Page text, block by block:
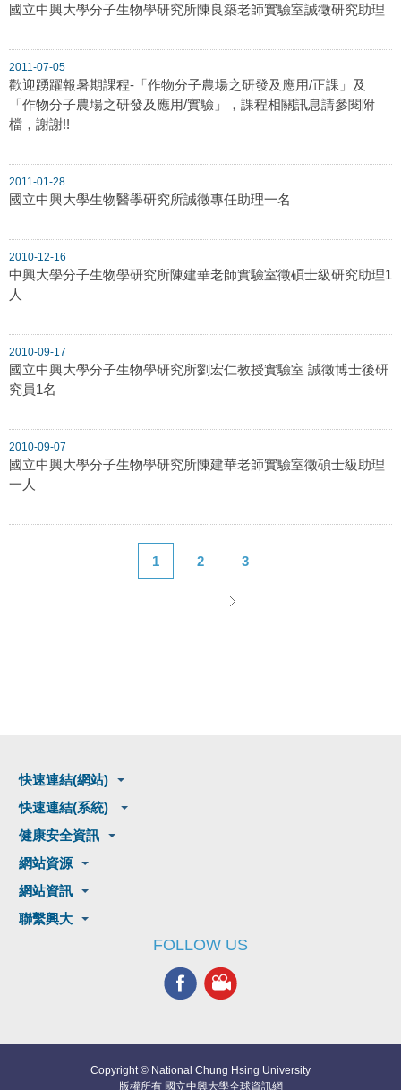
國立中興大學分子生物學研究所陳良築老師實驗室誠徵研究助理
2011-07-05
歡迎踴躍報暑期課程-「作物分子農場之研發及應用/正課」及
「作物分子農場之研發及應用/實驗」，課程相關訊息請參閱附
檔，謝謝!!
2011-01-28
國立中興大學生物醫學研究所誠徵專任助理一名
2010-12-16
中興大學分子生物學研究所陳建華老師實驗室徵碩士級研究助理1
人
2010-09-17
國立中興大學分子生物學研究所劉宏仁教授實驗室 誠徵博士後研
究員1名
2010-09-07
國立中興大學分子生物學研究所陳建華老師實驗室徵碩士級助理
一人
1 2 3
快速連結(網站)
快速連結(系統)
健康安全資訊
網站資源
網站資訊
聯繫興大
FOLLOW US
Copyright © National Chung Hsing University
版權所有 國立中興大學全球資訊網